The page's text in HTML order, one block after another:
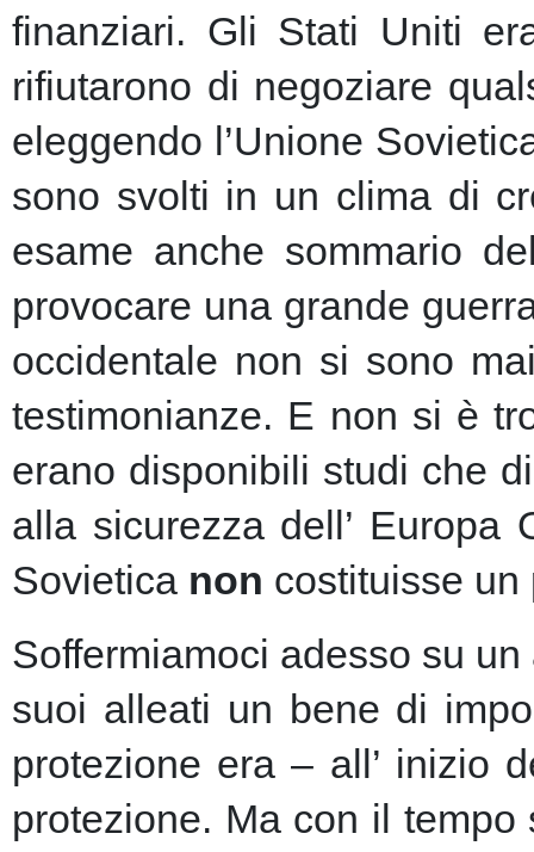
finanziari. Gli Stati Uniti
rifiutarono di negoziare
eleggendo l’Unione
sono svolti in un clima di
esame anche sommario
provocare una grande
occidentale non si sono
testimonianze. E non si è
erano disponibili studi che
alla sicurezza dell’
Sovietica non costituisse un
Soffermiamoci adesso su
suoi alleati un bene di
protezione era – all’ inizio
protezione. Ma con il tempo